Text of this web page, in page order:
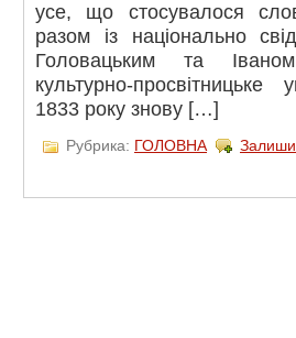
усе, що стосувалося
разом із національно
Головацьким та
культурно-
1833 року знову […]
Рубрика: ГОЛОВНА